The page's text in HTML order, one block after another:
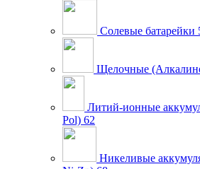
Солевые батарейки
Щелочные
Литий-ионные
Pol) 62
Никеливые